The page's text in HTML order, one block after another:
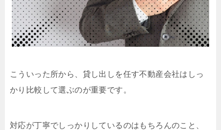
こういった所から、貸し出しを任す不動産会社はしっ
かり比較して選ぶのが重要です。
対応が丁寧でしっかりしているのはもちろんのこと、